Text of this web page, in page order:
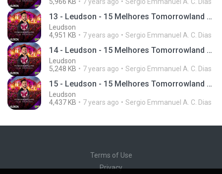
13 - Leudson - 15 Melhores Tomorrowland (Giro 95)
Leudson
4,951 KB
7 years ago Sergio Emmanuel A. C. Dias
14 - Leudson - 15 Melhores Tomorrowland (Giro 95)
Leudson
5,248 KB
7 years ago Sergio Emmanuel A. C. Dias
15 - Leudson - 15 Melhores Tomorrowland (Giro 95)
Leudson
4,437 KB
7 years ago Sergio Emmanuel A. C. Dias
Terms of Use
Privacy